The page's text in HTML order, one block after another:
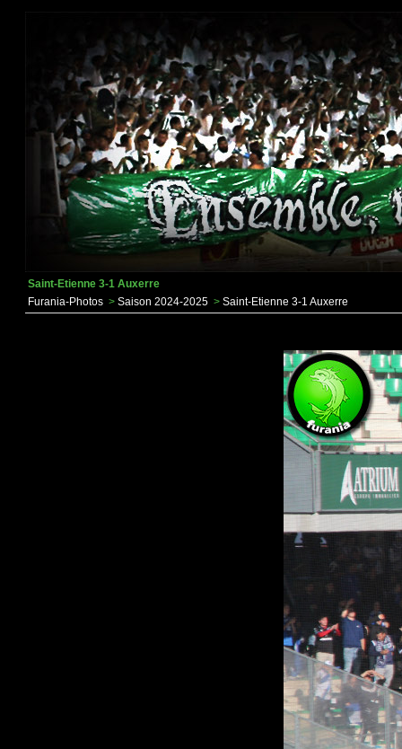
Saint-Etienne 3-1 Auxerre
Furania-Photos > Saison 2024-2025 > Saint-Etienne 3-1 Auxerre